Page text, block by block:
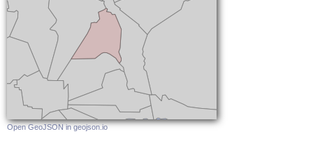
Open GeoJSON in geojson.io